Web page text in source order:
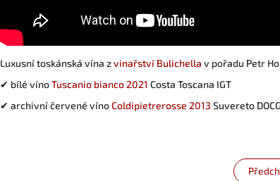
Luxusní toskánská vína zvinařství Bulichella v pořadu Petr
✔ bílé vínoTuscanio bianco 2021 Costa Toscana IGT
✔ archivní červené vínoColdipietrerosse 2013 Suvereto DOCG